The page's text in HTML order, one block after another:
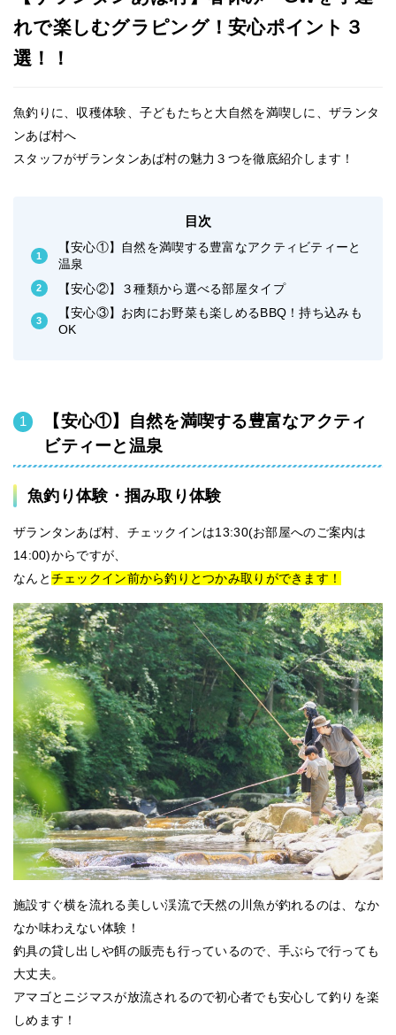
れで楽しむグラピング！安心ポイント３
選！！
魚釣りに、収穫体験、子どもたちと大自然を満喫しに、ザランタ
ンあば村へ
スタッフがザランタンあば村の魅力３つを徹底紹介します！
目次
【安心①】自然を満喫する豊富なアクティビティーと
温泉
【安心②】３種類から選べる部屋タイプ
【安心③】お肉にお野菜も楽しめるBBQ！持ち込みも
OK
【安心①】自然を満喫する豊富なアクティ
ビティーと温泉
魚釣り体験・掴み取り体験
ザランタンあば村、チェックインは13:30(お部屋へのご案内は
14:00)からですが、
なんとチェックイン前から釣りとつかみ取りができます！
施設すぐ横を流れる美しい渓流で天然の川魚が釣れるのは、なか
なか味わえない体験！
釣具の貸し出しや餌の販売も行っているので、手ぶらで行っても
大丈夫。
アマゴとニジマスが放流されるので初心者でも安心して釣りを楽
しめます！